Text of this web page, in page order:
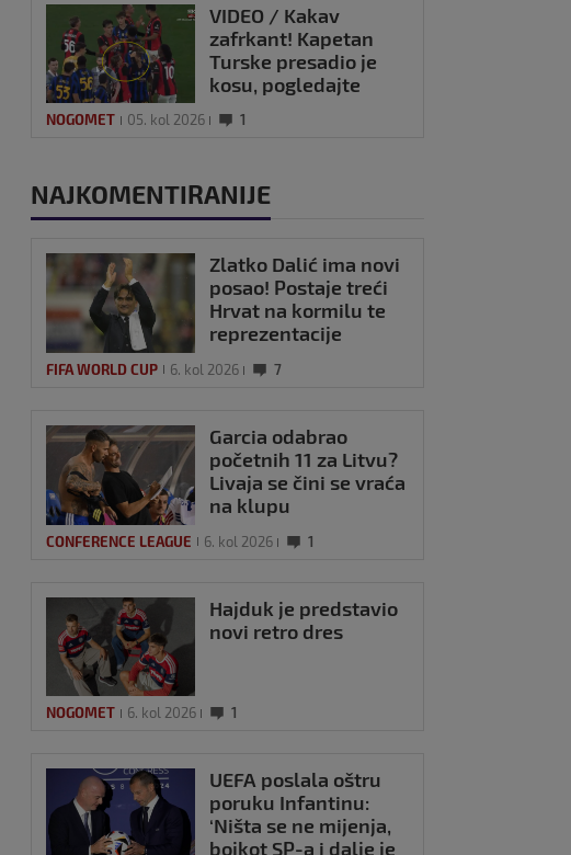
VIDEO / Kakav
zafrkant! Kapetan
Turske presadio je
kosu, pogledajte
našalio s njim
NOGOMET 05. kol 2026 1
NAJKOMENTIRANIJE
Zlatko Dalić ima novi
posao! Postaje treći
Hrvat na kormilu te
reprezentacije
FIFA WORLD CUP 6. kol 2026 7
Garcia odabrao
početnih 11 za Litvu?
Livaja se čini se vraća
na klupu
CONFERENCE LEAGUE 6. kol 2026 1
Hajduk je predstavio
novi retro dres
NOGOMET 6. kol 2026 1
UEFA poslala oštru
poruku Infantinu:
‘Ništa se ne mijenja,
bojkot SP-a i dalje je